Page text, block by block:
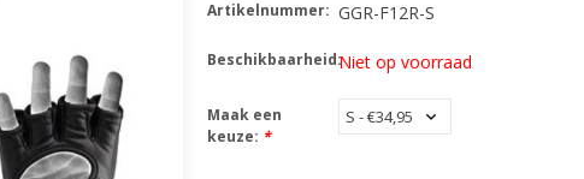
Artikelnummer: GGR-F12R-S
Beschikbaarheid:Niet op voorraad
Maak een
keuze: *